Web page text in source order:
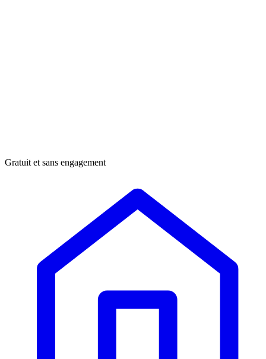
Gratuit et sans engagement